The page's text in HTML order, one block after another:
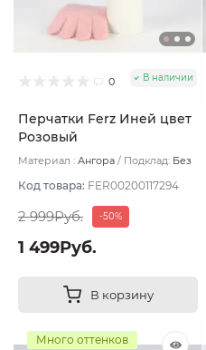
0 В наличии
Перчатки Ferz Иней цвет
Розовый
Материал : Ангора Подклад: Без
Код товара: FER00200117294
2 999Руб. -50%
1 499Руб.
В корзину
Много оттенков